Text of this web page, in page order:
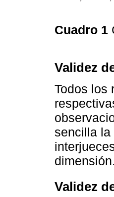
Cuadro 1
Validez
Todos los
sencilla la
dimensión.
Validez